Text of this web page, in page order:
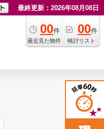
最終更新：2026年08月08日
00件
最近見た物件
00件
検討リスト